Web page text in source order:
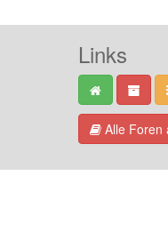
Links
Alle Foren